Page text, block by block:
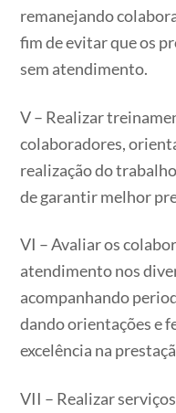
remanejando
fim de evitar que os
sem atendimento.
V – Realizar
colaboradores,
realização do
de garantir melhor
VI – Avaliar os
atendimento nos
acompanhando
dando orientações e
excelência na
VII – Realizar